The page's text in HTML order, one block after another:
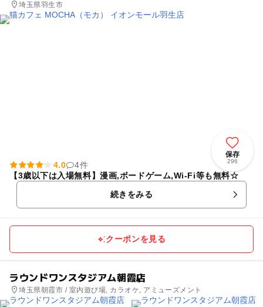
埼玉県羽生市
保存
296
4.0
4件
【3歳以下は入場無料】漫画,ボードゲーム,Wi-Fi等も無料☆
続きをみる
クーポンを見る
ラウンドワンスタジアム朝霞店
埼玉県朝霞市 / 室内遊び場, カラオケ, アミューズメント